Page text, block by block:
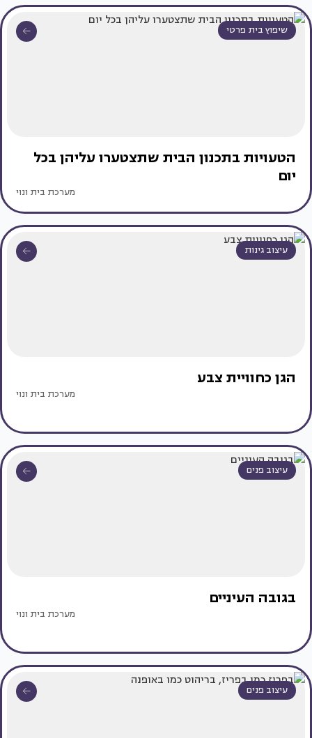
שיפוץ בית פרטי
הטעויות בתכנון הבית שתצטערו עליהן בכל
יום
מערכת בית ונוי
עיצוב גינות
הגן כחוויית צבע
מערכת בית ונוי
עיצוב פנים
בגובה העיניים
מערכת בית ונוי
עיצוב פנים